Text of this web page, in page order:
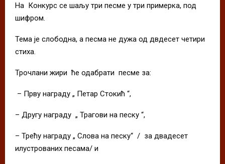
На Конкурс се шаљу три песме у три примерка, под
шифром.
Тема је слободна, а песма не дужа од двдесет четири
стиха.
Трочлани жири ће одабрати песме за:
– Прву награду „ Петар Стокић “,
– Другу награду „ Трагови на песку “,
– Трећу награду „ Слова на песку“ / за двадесет
илустрованих песама/ и